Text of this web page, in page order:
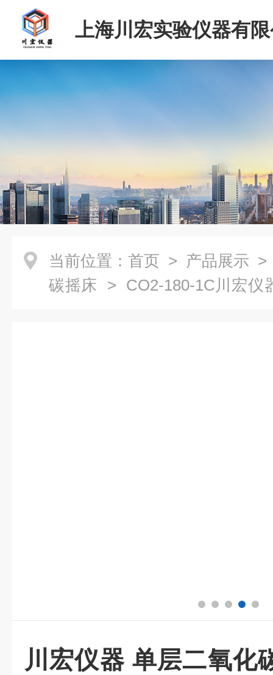
上海川宏实验仪器有
当前位置： 首页 > 产品展示
碳摇床 > CO2-180-1C川宏仪
川宏仪器 单层二氧化